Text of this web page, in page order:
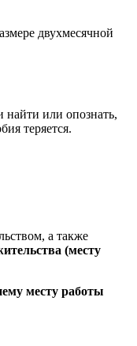
двухмесячной
найти или опознать,
теряется.
а также
(месту
месту работы